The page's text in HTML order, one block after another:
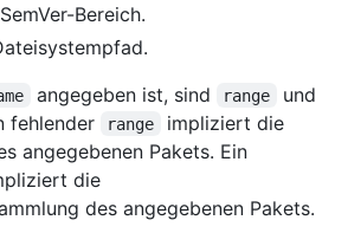
Bereich.
angegeben ist, sind range und
fehlender range
impliziert die
angegebenen Pakets. Ein
die
des angegebenen Pakets.